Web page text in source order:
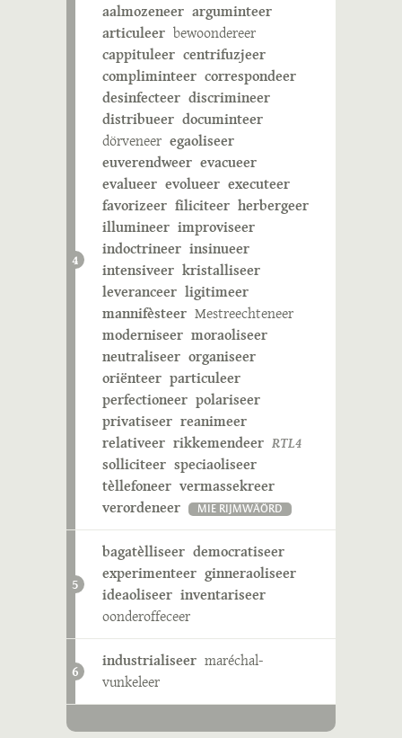
4
aalmozeneer arguminteer
articuleer bewoondereer
cappituleer centrifuzjeer
compliminteer correspondeer
desinfecteer discrimineer
distribueer documinteer
dörveneer egaoliseer
euverendweer evacueer
evalueer evolueer executeer
favorizeer filiciteer herbergeer
illumineer improviseer
indoctrineer insinueer
intensiveer kristalliseer
leveranceer ligitimeer
mannifèsteer Mestreechteneer
moderniseer moraoliseer
neutraliseer organiseer
oriënteer particuleer
perfectioneer polariseer
privatiseer reanimeer
relativeer rikkemendeer RTL4
solliciteer speciaoliseer
tèllefoneer vermassekreer
verordeneer
MIE RIJMWÄÖRD
5
bagatèlliseer democratiseer
experimenteer ginneraoliseer
ideaoliseer inventariseer
oonderoffeceer
6
industrialiseer maréchal-
vunkeleer